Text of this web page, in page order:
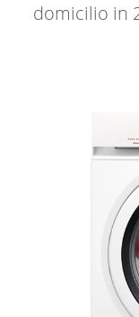
domicilio in